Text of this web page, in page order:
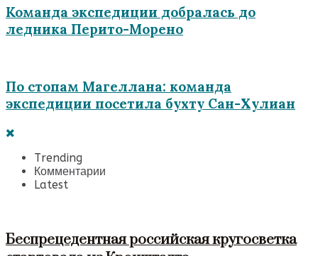
Команда экспедиции добралась до
ледника Перито-Морено
По стопам Магеллана: команда
экспедиции посетила бухту Сан-Хулиан
Trending
Комментарии
Latest
Беспрецедентная российская кругосветка